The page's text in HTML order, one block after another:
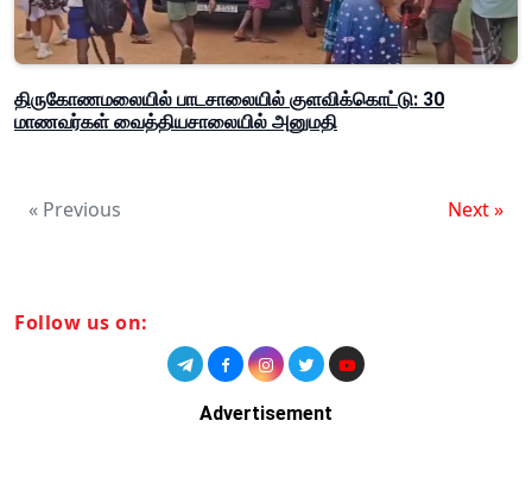
திருகோணமலையில் பாடசாலையில் குளவிக்கொட்டு: 30
மாணவர்கள் வைத்தியசாலையில் அனுமதி
« Previous Next »
Follow us on:
Advertisement